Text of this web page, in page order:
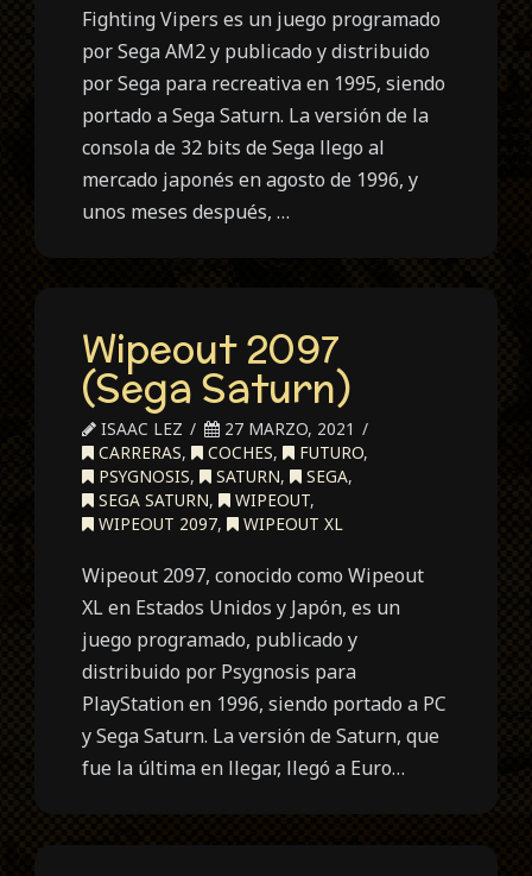
Fighting Vipers es un juego programado
por Sega AM2 y publicado y distribuido
por Sega para recreativa en 1995, siendo
portado a Sega Saturn. La versión de la
consola de 32 bits de Sega llego al
mercado japonés en agosto de 1996, y
unos meses después, …
Wipeout 2097
(Sega Saturn)
ISAAC LEZ
27 MARZO, 2021
CARRERAS, COCHES, FUTURO,
PSYGNOSIS, SATURN, SEGA,
SEGA SATURN, WIPEOUT,
WIPEOUT 2097, WIPEOUT XL
Wipeout 2097, conocido como Wipeout
XL en Estados Unidos y Japón, es un
juego programado, publicado y
distribuido por Psygnosis para
PlayStation en 1996, siendo portado a PC
y Sega Saturn. La versión de Saturn, que
fue la última en llegar, llegó a Euro…